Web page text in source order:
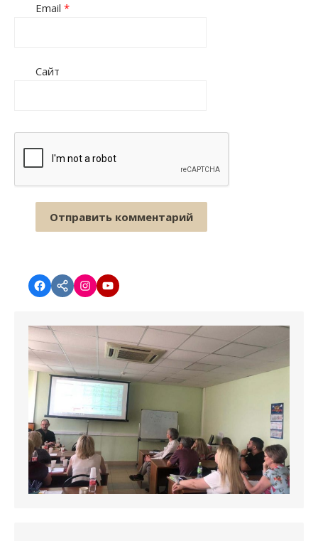
Email *
Сайт
Facebook
vk.cominstagram.com
YouTube